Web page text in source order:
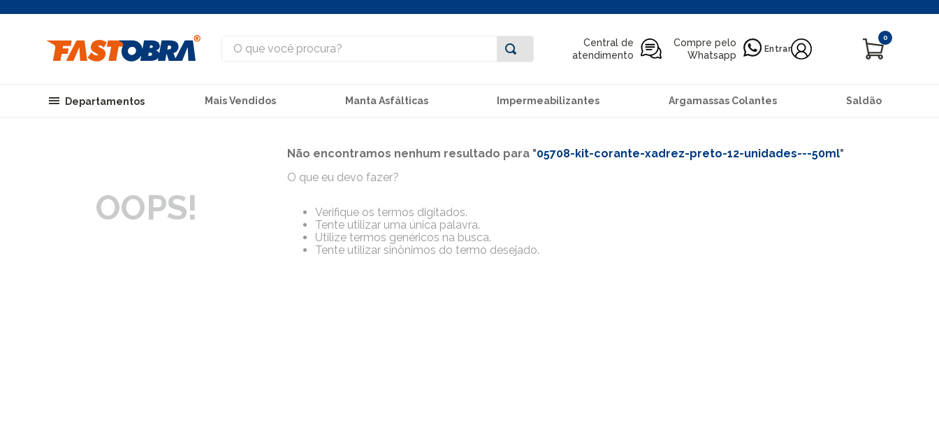
O que você procura?
Central de
atendimento
Compre pelo
Whatsapp
Entrar
0
Departamentos Mais Vendidos Manta Asfálticas Impermeabilizantes Argamassas Colantes Saldão
OOPS!
Não encontramos nenhum resultado para "05708-kit-corante-xadrez-preto-12-unidades---50ml"
O que eu devo fazer?
Verifique os termos digitados.
Tente utilizar uma única palavra.
Utilize termos genéricos na busca.
Tente utilizar sinônimos do termo desejado.